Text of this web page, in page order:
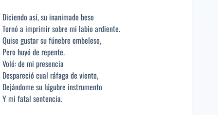
Diciendo así, su inanimado beso
Tornó a imprimir sobre mi labio ardiente.
Quise gustar su fúnebre embeleso,
Pero huyó de repente.
Voló: de mi presencia
Despareció cual ráfaga de viento,
Dejándome su lúgubre instrumento
Y mi fatal sentencia.